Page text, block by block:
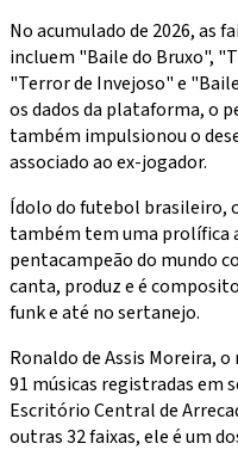
No acumulado de 2026, as
incluem "Baile do Bruxo",
"Terror de Invejoso" e
os dados da plataforma, o
também impulsionou o
associado ao ex-jogador.
Ídolo do futebol brasileiro,
também tem uma prolífica
pentacampeão do mundo
canta, produz e é
funk e até no sertanejo.
Ronaldo de Assis Moreira,
91 músicas registradas em
Escritório Central de
outras 32 faixas, ele é um